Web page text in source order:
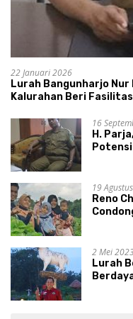
22 Januari 2026
Lurah Bangunharjo
Kalurahan Beri Fasilitas
16
H.
Potensi
19
Reno
2 Mei
Lurah